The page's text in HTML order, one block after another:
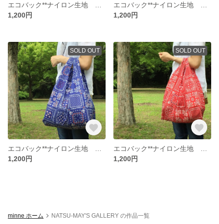
1,200円
1,200円
SOLD OUT
1,200円
SOLD OUT
1,200円
minne ホーム NATSU-MAY'S GALLERY の作品一覧